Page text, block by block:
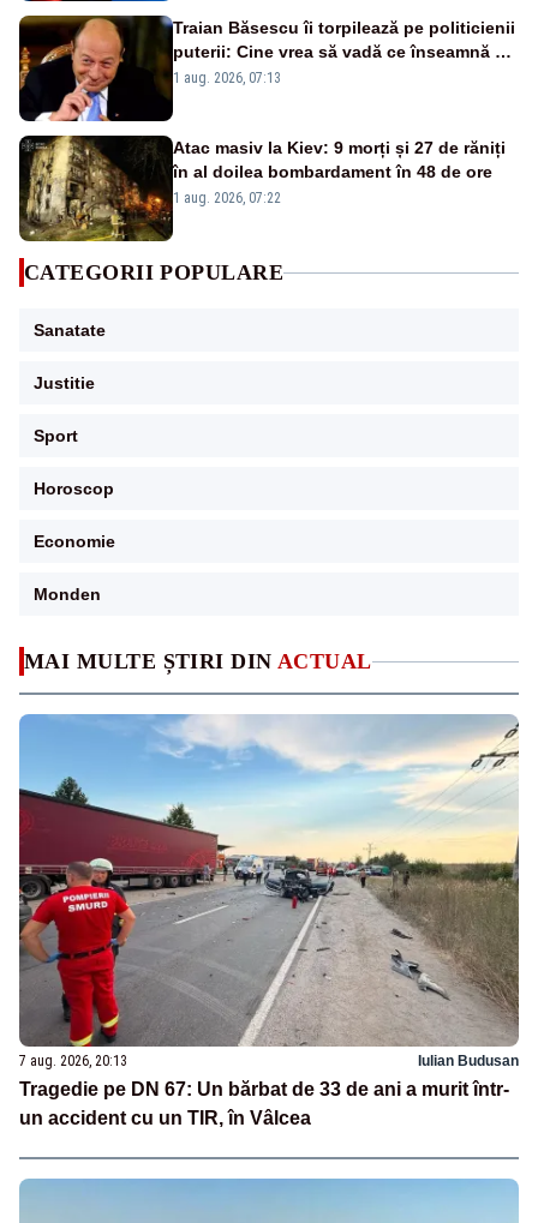
MAI MULTE ȘTIRI DIN ACTUAL
7 aug. 2026, 20:13 Iulian Budusan
Tragedie pe DN 67: Un bărbat de 33 de ani a murit într-
un accident cu un TIR, în Vâlcea
Traian Băsescu îi torpilează pe politicienii
puterii: Cine vrea să vadă ce înseamnă să
fii prost, se uită la România
1 aug. 2026, 07:13
Atac masiv la Kiev: 9 morți și 27 de răniți
în al doilea bombardament în 48 de ore
1 aug. 2026, 07:22
CATEGORII POPULARE
Sanatate
Justitie
Sport
Horoscop
Economie
Monden